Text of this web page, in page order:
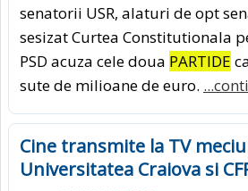
senatorii USR, alaturi de opt
sesizat Curtea Constitutionala
PSD acuza cele doua PARTIDE
sute de milioane de euro.
Cine transmite la TV
Universitatea Craiova si